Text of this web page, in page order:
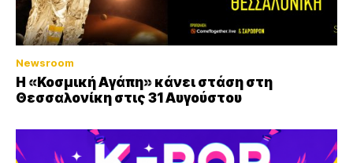
Newsroom
Η «Κοσμική Αγάπη» κάνει στάση στη
Θεσσαλονίκη στις 31 Αυγούστου